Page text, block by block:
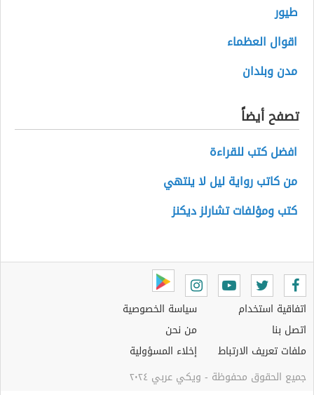
طيور
اقوال العظماء
مدن وبلدان
تصفح أيضاً
افضل كتب للقراءة
من كاتب رواية ليل لا ينتهي
كتب ومؤلفات تشارلز ديكنز
اتفاقية استخدام
اتصل بنا
ملفات تعريف الارتباط
سياسة الخصوصية
من نحن
إخلاء المسؤولية
جميع الحقوق محفوظة - ويكي عربي ٢٠٢٤